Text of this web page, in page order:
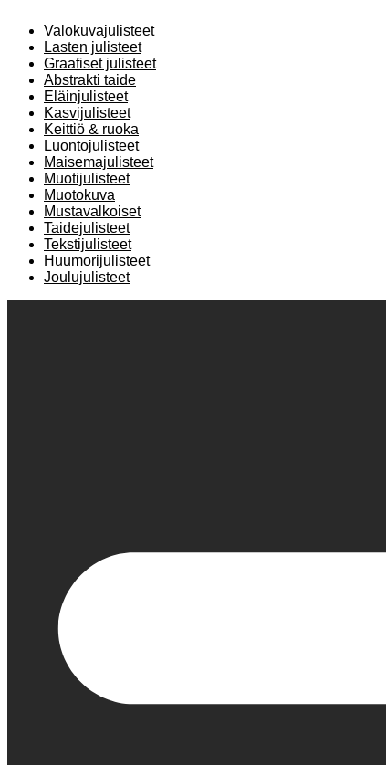
Valokuvajulisteet
Lasten julisteet
Graafiset julisteet
Abstrakti taide
Eläinjulisteet
Kasvijulisteet
Keittiö & ruoka
Luontojulisteet
Maisemajulisteet
Muotijulisteet
Muotokuva
Mustavalkoiset
Taidejulisteet
Tekstijulisteet
Huumorijulisteet
Joulujulisteet